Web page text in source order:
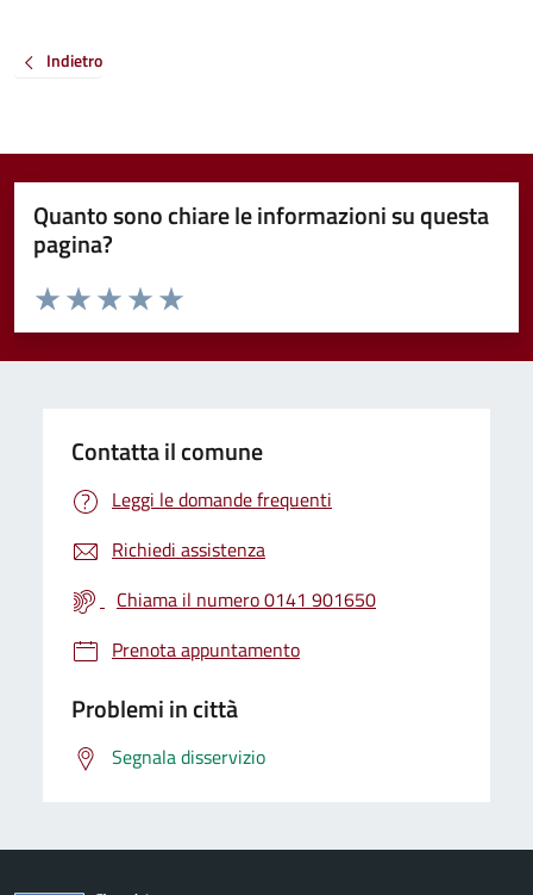
Indietro
Quanto sono chiare le informazioni su questa
pagina?
Valuta da 1 a 5 stelle la pagina
Valuta 5 stelle su 5
Valuta 4 stelle su 5
Valuta 3 stelle su 5
Valuta 2 stelle su 5
Valuta 1 stelle su 5
Contatta il comune
Leggi le domande frequenti
Richiedi assistenza
Chiama il numero 0141 901650
Prenota appuntamento
Problemi in città
Segnala disservizio